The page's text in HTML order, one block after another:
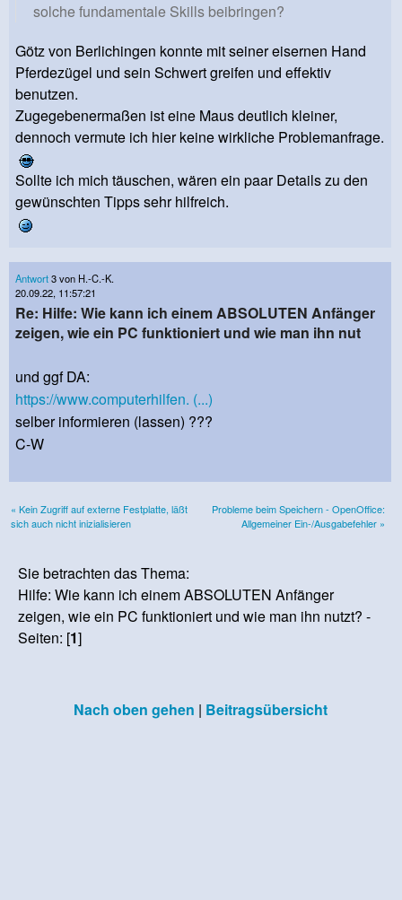
solche fundamentale Skills beibringen?
Götz von Berlichingen konnte mit seiner eisernen Hand
Pferdezügel und sein Schwert greifen und effektiv
benutzen.
Zugegebenermaßen ist eine Maus deutlich kleiner,
dennoch vermute ich hier keine wirkliche Problemanfrage.
Sollte ich mich täuschen, wären ein paar Details zu den
gewünschten Tipps sehr hilfreich.
Antwort3 von H.-C.-K.
20.09.22, 11:57:21
Re: Hilfe: Wie kann ich einem ABSOLUTEN Anfänger
zeigen, wie ein PC funktioniert und wie man ihn nut
und ggf DA:
https://www.computerhilfen. (...)
selber informieren (lassen) ???
C-W
« Kein Zugriff auf externe Festplatte, läßt
sich auch nicht inizialisieren
Probleme beim Speichern - OpenOffice:
Allgemeiner Ein-/Ausgabefehler »
Sie betrachten das Thema:
Hilfe: Wie kann ich einem ABSOLUTEN Anfänger
zeigen, wie ein PC funktioniert und wie man ihn nutzt? -
Seiten: [1]
Nach oben gehen | Beitragsübersicht